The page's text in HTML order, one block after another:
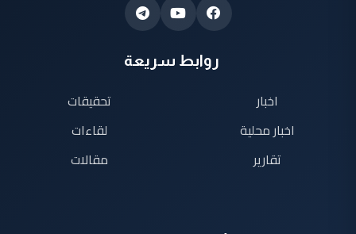
روابط سريعة
اخبار
اخبار محلية
تقارير
تحقيقات
لقاءات
مقالات